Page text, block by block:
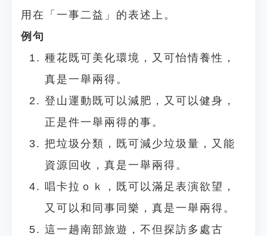
用在「一事二益」的表述上。
例句
種花既可美化環境，又可怡情養性，
真是一舉兩得。
登山運動既可以減肥，又可以健身，
正是件一舉兩得的事。
把垃圾分類，既可減少垃圾量，又能
資源回收，真是一舉兩得。
唱卡拉ｏｋ，既可以滿足表演欲望，
又可以和同事同樂，真是一舉兩得。
這一趟南部旅遊，不但探訪多處古